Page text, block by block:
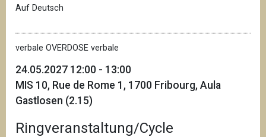
Auf Deutsch
verbale OVERDOSE verbale
24.05.2027 12:00 - 13:00
MIS 10, Rue de Rome 1, 1700 Fribourg, Aula
Gastlosen (2.15)
Ringveranstaltung/Cycle